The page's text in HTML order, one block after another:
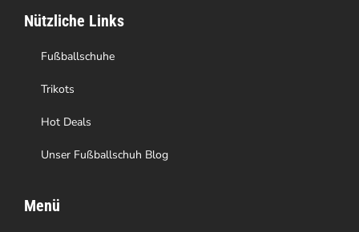
der
Produktseite
gewählt
werden
Nützliche Links
Fußballschuhe
Trikots
Hot Deals
Unser Fußballschuh Blog
Menü